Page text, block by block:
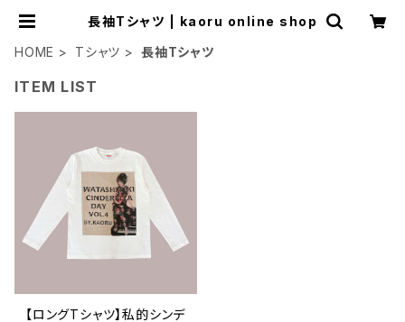
長袖Tシャツ | kaoru online shop
HOME
Tシャツ 長袖Tシャツ
ITEM LIST
【ロングTシャツ】私的シンデ